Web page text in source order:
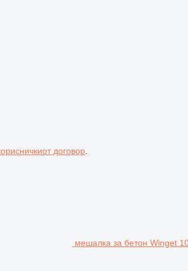
договор.
мешалка за бетон Winget